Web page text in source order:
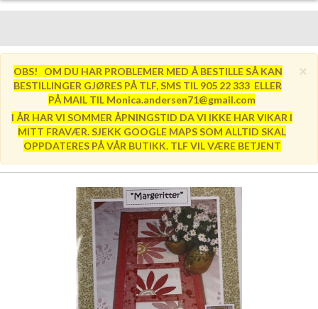
×
OBS! OM DU HAR PROBLEMER MED Å BESTILLE SÅ KAN
BESTILLINGER GJØRES PÅ TLF, SMS TIL 905 22 333 ELLER
PÅ MAIL TIL Monica.andersen71@gmail.com
I ÅR HAR VI SOMMER ÅPNINGSTID DA VI IKKE HAR VIKAR I
MITT FRAVÆR. SJEKK GOOGLE MAPS SOM ALLTID SKAL
OPPDATERES PÅ VÅR BUTIKK. TLF VIL VÆRE BETJENT